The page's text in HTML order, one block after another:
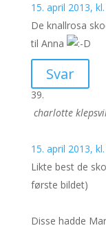
15. april 2013,
De knallrosa
til Anna
Svar
charlotte
15. april 2013,
Likte best de
første bildet)
Disse hadde